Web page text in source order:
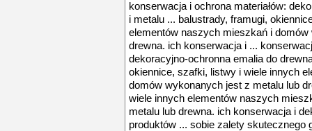
konserwacja i ochrona materiałów:
i metalu ... balustrady, framugi,
elementów naszych mieszkań i
drewna. ich konserwacja i ...
dekoracyjno-ochronna emalia do
okiennice, szafki, listwy i wiele innych
domów wykonanych jest z metalu lub
wiele innych elementów naszych
metalu lub drewna. ich konserwacja i
produktów ... sobie zalety skutecznego